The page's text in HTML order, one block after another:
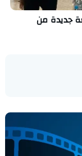
جديدة من